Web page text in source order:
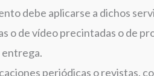
debe aplicarse a dichos
o de vídeo precintadas o de
entrega.
periódicas o revistas,